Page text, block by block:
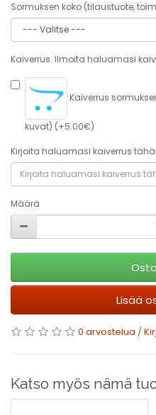
Sormuksen koko (tilaustuote,
Kaiverrus. Ilmoita haluamasi
Kaiverrus
kuvat) (+5.00€)
Kirjoita haluamasi kaiverrus
Määrä
Lisää
0 arvostelua /
Katso myös nämä